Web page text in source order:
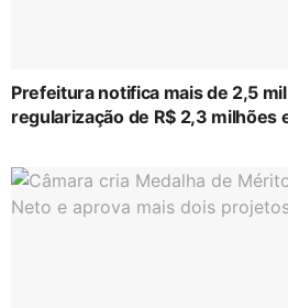
Prefeitura notifica mais de 2,5
regularização de R$ 2,3 milhões